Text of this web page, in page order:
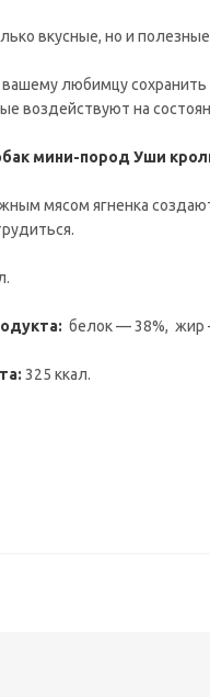
вкусные, но и
любимцу
воздействуют на
мини-пород Уши
мясом ягненка
белок — 38%, жир
325 ккал.